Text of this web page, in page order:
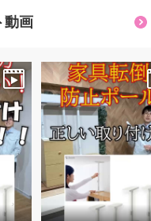
動画